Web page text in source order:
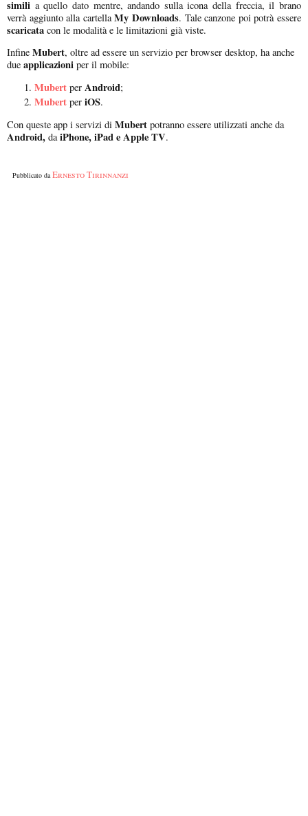
simili a quello dato mentre, andando sulla icona della freccia, il brano
verrà aggiunto alla cartellaMy Downloads. Tale canzone poi potrà essere
scaricata con le modalità e le limitazioni già viste.
Infine Mubert, oltre ad essere un servizio per browser desktop, ha anche
due applicazioni per il mobile:
Mubert per Android;
Mubert per iOS.
Con queste app i servizi di Mubert potranno essere utilizzati anche da
Android, daiPhone, iPad e Apple TV.
Pubblicato daErnesto Tirinnanzi